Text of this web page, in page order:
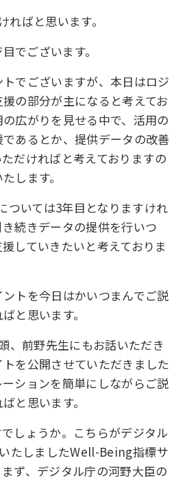
ればと思います。
でございます。
でございますが、本日はロジ
の部分が主になると考えてお
広がりを見せる中で、活用の
あるとか、提供データの改善
だければと考えておりますの
します。
ついては3年目となりますけれ
続きデータの提供を行いつ
していきたいと考えておりま
トを今日はかいつまんでご説
と思います。
、前野先生にもお話いただき
を公開させていただきました
ションを簡単にしながらご説
と思います。
しょうか。こちらがデジタル
たしましたWell-Being指標サ
ず、デジタル庁の河野大臣の